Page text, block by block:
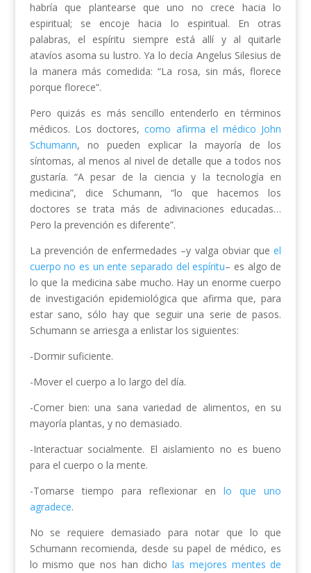
habría que plantearse que uno no crece hacia lo
espiritual; se encoje hacia lo espiritual. En otras
palabras, el espíritu siempre está allí y al quitarle
atavíos asoma su lustro. Ya lo decía Angelus Silesius de
la manera más comedida: “La rosa, sin más, florece
porque florece”.
Pero quizás es más sencillo entenderlo en términos
médicos. Los doctores,como afirma el médico John
Schumann, no pueden explicar la mayoría de los
síntomas, al menos al nivel de detalle que a todos nos
gustaría. “A pesar de la ciencia y la tecnología en
medicina”, dice Schumann, “lo que hacemos los
doctores se trata más de adivinaciones educadas…
Pero la prevención es diferente”.
La prevención de enfermedades –y valga obviar queel
cuerpo no es un ente separado del espíritu– es algo de
lo que la medicina sabe mucho. Hay un enorme cuerpo
de investigación epidemiológica que afirma que, para
estar sano, sólo hay que seguir una serie de pasos.
Schumann se arriesga a enlistar los siguientes:
-Dormir suficiente.
-Mover el cuerpo a lo largo del día.
-Comer bien: una sana variedad de alimentos, en su
mayoría plantas, y no demasiado.
-Interactuar socialmente. El aislamiento no es bueno
para el cuerpo o la mente.
-Tomarse tiempo para reflexionar enlo que uno
agradece.
No se requiere demasiado para notar que lo que
Schumann recomienda, desde su papel de médico, es
lo mismo que nos han dicho las mejores mentes de